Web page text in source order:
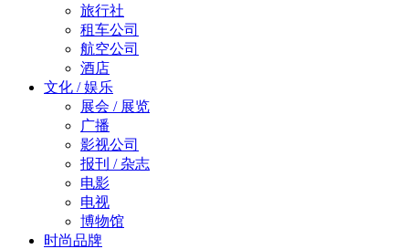
旅行社
租车公司
航空公司
酒店
文化 / 娱乐
展会 / 展览
广播
影视公司
报刊 / 杂志
电影
电视
博物馆
时尚品牌